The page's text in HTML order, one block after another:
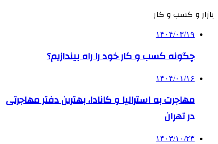
بازار و کسب و کار
۱۴۰۴/۰۳/۱۹
چگونه کسب و کار خود را راه بیندازیم؟
۱۴۰۴/۰۱/۱۶
مهاجرت به استرالیا و کانادا، بهترین دفتر مهاجرتی
در تهران
۱۴۰۳/۱۰/۲۳